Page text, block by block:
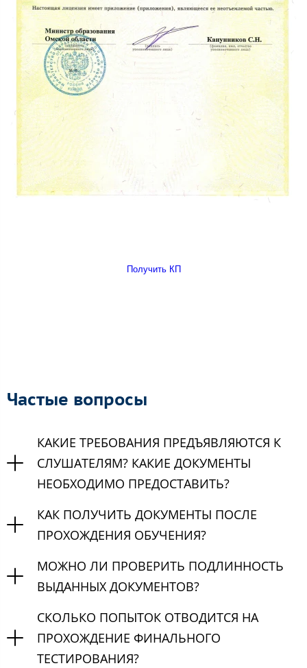
Получить КП
Частые вопросы
КАКИЕ ТРЕБОВАНИЯ ПРЕДЪЯВЛЯЮТСЯ К
СЛУШАТЕЛЯМ? КАКИЕ ДОКУМЕНТЫ
НЕОБХОДИМО ПРЕДОСТАВИТЬ?
КАК ПОЛУЧИТЬ ДОКУМЕНТЫ ПОСЛЕ
ПРОХОЖДЕНИЯ ОБУЧЕНИЯ?
МОЖНО ЛИ ПРОВЕРИТЬ ПОДЛИННОСТЬ
ВЫДАННЫХ ДОКУМЕНТОВ?
СКОЛЬКО ПОПЫТОК ОТВОДИТСЯ НА
ПРОХОЖДЕНИЕ ФИНАЛЬНОГО
ТЕСТИРОВАНИЯ?